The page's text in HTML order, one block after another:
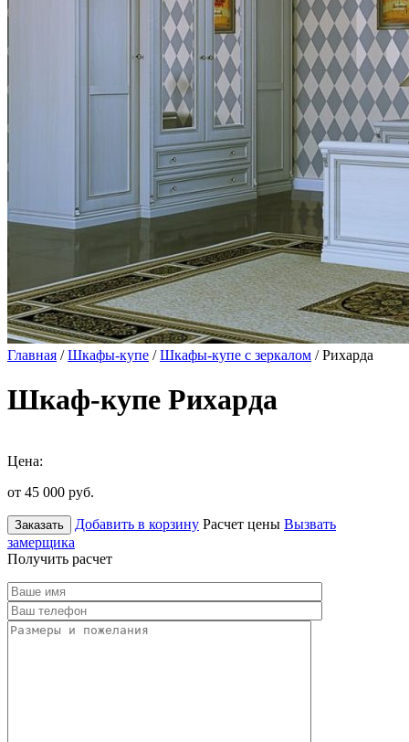
Главная /Шкафы-купе /Шкафы-купе с зеркалом / Рихарда
Шкаф-купе Рихарда
Цена:
от 45 000 руб.
Заказать Добавить в корзину Расчет цены Вызвать
замерщика
Получить расчет